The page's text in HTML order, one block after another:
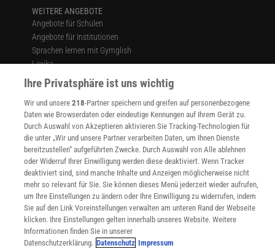
WEITERE ANGEBOTE
Angebote für Schulen
Angebote für Institutionen
Sprachen lernen mit Gymglish
Lexika
Für Spektrum schreiben
Zugänglichkeitserklärung
WEBSEITEN
KielSCN
Wissenschaft in die Schulen
SciLogs
Uns finden Sie auch hier:
Ihre Privatsphäre ist uns wichtig
Wir und unsere218-Partner speichern und greifen auf personenbezogene
Daten wie Browserdaten oder eindeutige Kennungen auf Ihrem Gerät zu.
Durch Auswahl von Akzeptieren aktivieren Sie Tracking-Technologien für
die unter „Wir und unsere Partner verarbeiten Daten, um Ihnen Dienste
bereitzustellen“ aufgeführten Zwecke. Durch Auswahl von Alle ablehnen
oder Widerruf Ihrer Einwilligung werden diese deaktiviert. Wenn Tracker
deaktiviert sind, sind manche Inhalte und Anzeigen möglicherweise nicht
mehr so relevant für Sie. Sie können dieses Menü jederzeit wieder aufrufen,
um Ihre Einstellungen zu ändern oder Ihre Einwilligung zu widerrufen, indem
Sie auf den Link Voreinstellungen verwalten am unteren Rand der Webseite
klicken. Ihre Einstellungen gelten innerhalb unseres Website. Weitere
Informationen finden Sie in unserer
Datenschutzerklärung. Datenschutz Impressum